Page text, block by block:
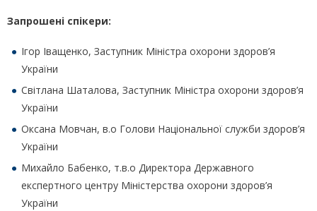
Запрошені спікери:
Ігор Іващенко, Заступник Міністра охорони здоров’я
України
Світлана Шаталова, Заступник Міністра охорони здоров’я
України
Оксана Мовчан, в.о Голови Національної служби здоров’я
України
Михайло Бабенко, т.в.о Директора Державного
експертного центру Міністерства охорони здоров’я
України